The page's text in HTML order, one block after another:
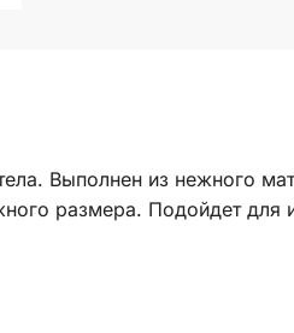
Выполнен из нежного
размера. Подойдет для